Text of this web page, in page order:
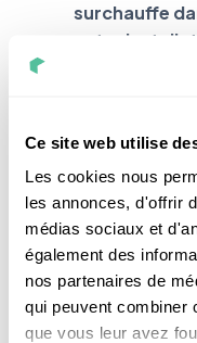
Ce site web utilise
Les cookies nous
les annonces, d'offrir
médias sociaux et
également des
nos partenaires de
qui peuvent combiner
que vous leur avez
surchauffe
votre
munis de relais de
n’avez rien à
coupent quand le
Dans tous les cas, il
possède l’un des
coupures sont donc